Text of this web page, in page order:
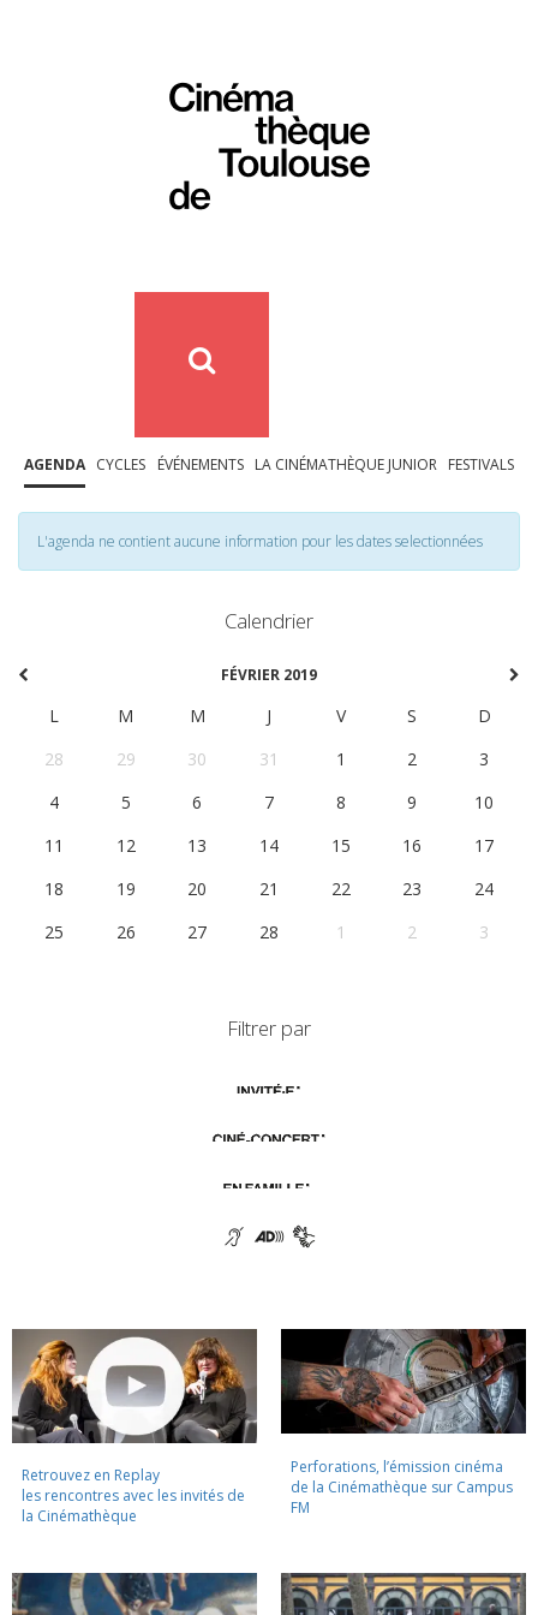
AGENDA CYCLES ÉVÉNEMENTS LA CINÉMATHÈQUE JUNIOR FESTIVALS
L'agenda ne contient aucune information pour les dates selectionnées
Calendrier
FÉVRIER 2019
L M M J V S
D
28
29 30 31 1 2
3
4
5 6 7 8 9
10
11
12 13 14 15 16
17
18
19 20 21 22 23
24
25
26 27 28 1 2 3
Filtrer par
Retrouvez en Replay
les rencontres avec les invités de
la Cinémathèque
Perforations, l’émission cinéma
de la Cinémathèque sur Campus
FM